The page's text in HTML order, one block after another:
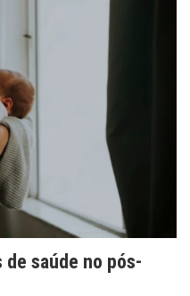
de saúde no pós-